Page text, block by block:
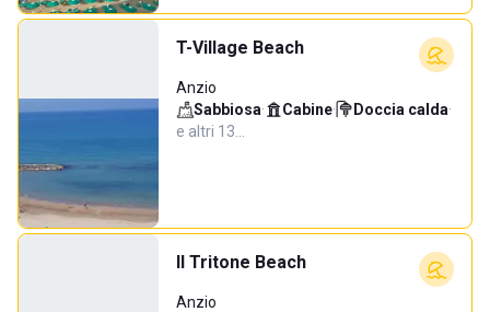
T-Village Beach
Anzio
Sabbiosa· Cabine· Doccia calda·
e altri 13…
Il Tritone Beach
Anzio